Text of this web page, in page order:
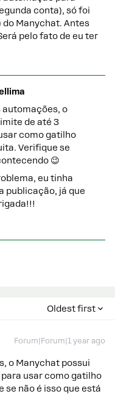
conta), só foi
do Manychat. Antes
pelo fato de eu ter
automações, o
de até 3
como gatilho
Verifique se
😉
eu tinha
publicação, já que
Oldest first
Forum|Forum|1 year ago
o Manychat possui
usar como gatilho
não é isso que está